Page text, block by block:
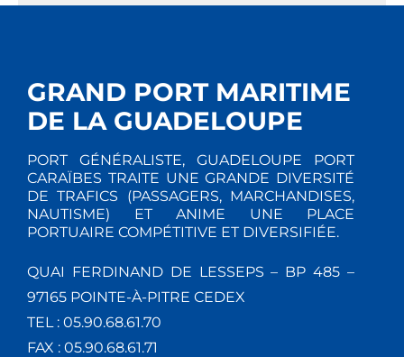
GRAND PORT MARITIME
DE LA GUADELOUPE
PORT GÉNÉRALISTE, GUADELOUPE PORT
CARAÏBES TRAITE UNE GRANDE DIVERSITÉ
DE TRAFICS (PASSAGERS, MARCHANDISES,
NAUTISME) ET ANIME UNE PLACE
PORTUAIRE COMPÉTITIVE ET DIVERSIFIÉE.
QUAI FERDINAND DE LESSEPS – BP 485 –
97165 POINTE-À-PITRE CEDEX
TEL : 05.90.68.61.70
FAX : 05.90.68.61.71